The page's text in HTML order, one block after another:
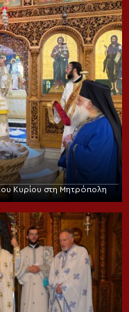
Κυρίου στη Μητρόπολη